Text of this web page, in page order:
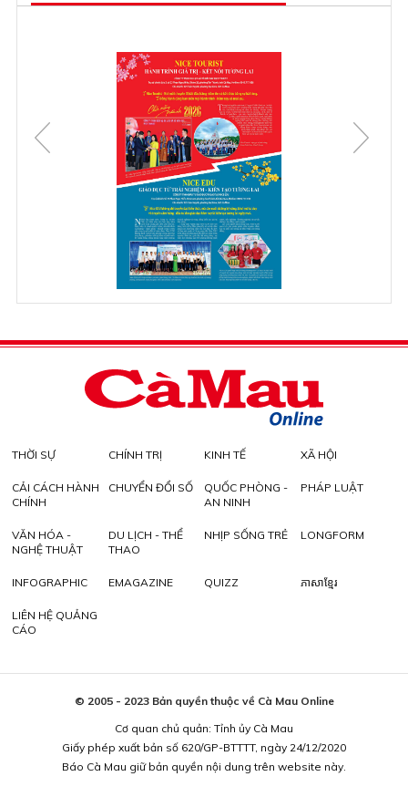
THỜI SỰ CHÍNH TRỊ KINH TẾ XÃ HỘI
CẢI CÁCH HÀNH
CHÍNH
CHUYỂN ĐỔI SỐ
QUỐC PHÒNG -
AN NINH
PHÁP LUẬT
VĂN HÓA -
NGHỆ THUẬT
DU LỊCH - THỂ
THAO
NHỊP SỐNG TRẺ LONGFORM
INFOGRAPHIC EMAGAZINE QUIZZ ភាសាខ្មែរ
LIÊN HỆ QUẢNG
CÁO
© 2005 - 2023 Bản quyền thuộc về Cà Mau Online
Cơ quan chủ quản: Tỉnh ủy Cà Mau
Giấy phép xuất bản số 620/GP-BTTTT, ngày 24/12/2020
Báo Cà Mau giữ bản quyền nội dung trên website này.